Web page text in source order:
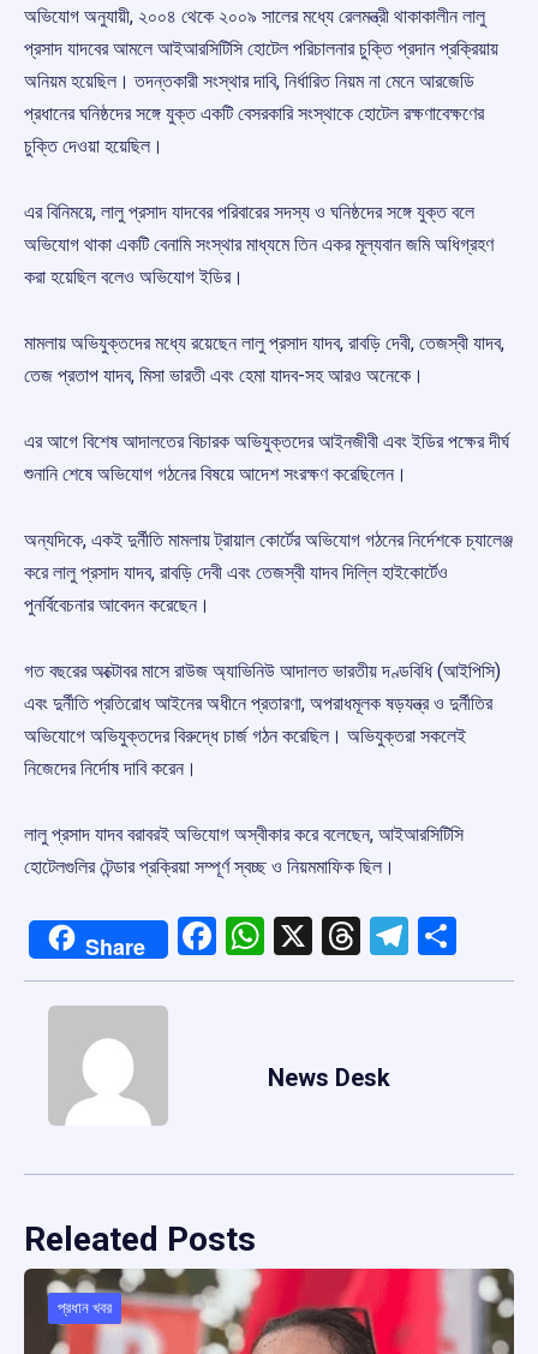
অভিযোগ অনুযায়ী, ২০০৪ থেকে ২০০৯ সালের মধ্যে রেলমন্ত্রী থাকাকালীন লালু
প্রসাদ যাদবের আমলে আইআরসিটিসি হোটেল পরিচালনার চুক্তি প্রদান প্রক্রিয়ায়
অনিয়ম হয়েছিল। তদন্তকারী সংস্থার দাবি, নির্ধারিত নিয়ম না মেনে আরজেডি
প্রধানের ঘনিষ্ঠদের সঙ্গে যুক্ত একটি বেসরকারি সংস্থাকে হোটেল রক্ষণাবেক্ষণের
চুক্তি দেওয়া হয়েছিল।
এর বিনিময়ে, লালু প্রসাদ যাদবের পরিবারের সদস্য ও ঘনিষ্ঠদের সঙ্গে যুক্ত বলে
অভিযোগ থাকা একটি বেনামি সংস্থার মাধ্যমে তিন একর মূল্যবান জমি অধিগ্রহণ
করা হয়েছিল বলেও অভিযোগ ইডির।
মামলায় অভিযুক্তদের মধ্যে রয়েছেন লালু প্রসাদ যাদব, রাবড়ি দেবী, তেজস্বী যাদব,
তেজ প্রতাপ যাদব, মিসা ভারতী এবং হেমা যাদব-সহ আরও অনেকে।
এর আগে বিশেষ আদালতের বিচারক অভিযুক্তদের আইনজীবী এবং ইডির পক্ষের দীর্ঘ
শুনানি শেষে অভিযোগ গঠনের বিষয়ে আদেশ সংরক্ষণ করেছিলেন।
অন্যদিকে, একই দুর্নীতি মামলায় ট্রায়াল কোর্টের অভিযোগ গঠনের নির্দেশকে চ্যালেঞ্জ
করে লালু প্রসাদ যাদব, রাবড়ি দেবী এবং তেজস্বী যাদব দিল্লি হাইকোর্টেও
পুনর্বিবেচনার আবেদন করেছেন।
গত বছরের অক্টোবর মাসে রাউজ অ্যাভিনিউ আদালত ভারতীয় দণ্ডবিধি (আইপিসি)
এবং দুর্নীতি প্রতিরোধ আইনের অধীনে প্রতারণা, অপরাধমূলক ষড়যন্ত্র ও দুর্নীতির
অভিযোগে অভিযুক্তদের বিরুদ্ধে চার্জ গঠন করেছিল। অভিযুক্তরা সকলেই
নিজেদের নির্দোষ দাবি করেন।
লালু প্রসাদ যাদব বরাবরই অভিযোগ অস্বীকার করে বলেছেন, আইআরসিটিসি
হোটেলগুলির টেন্ডার প্রক্রিয়া সম্পূর্ণ স্বচ্ছ ও নিয়মমাফিক ছিল।
Share Facebook
WhatsApp
X Threads
News Desk
Releated Posts
প্রধান খবর